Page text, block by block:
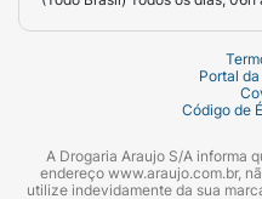
Portal
Código de
A Drogaria Araujo S/A informa
endereço www.araujo.com.br,
utilize indevidamente da sua